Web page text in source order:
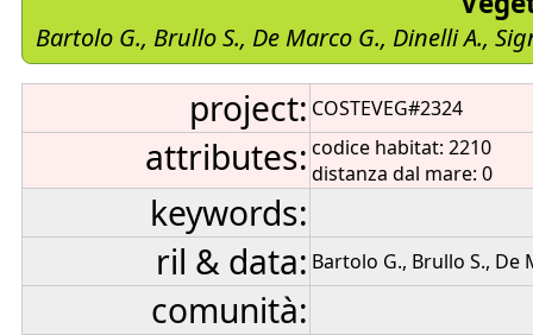
Bartolo G., Brullo S., De Marco G., Dinelli A.,
project: COSTEVEG#2324
attributes: codice habitat: 2210
distanza dal mare: 0
keywords:
ril & data: Bartolo G., Brullo S., De
comunità: